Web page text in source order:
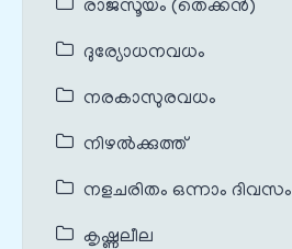
രാജസൂയം (തെക്കൻ)
ദുര്യോധനവധം
നരകാസുരവധം
നിഴൽക്കുത്ത്
നളചരിതം ഒന്നാം ദിവസം
കൃഷ്ണലീല